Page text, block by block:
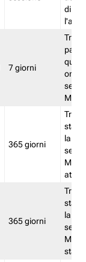
7 giorni
365 giorni
stata
la
365 giorni
stata
la
stato